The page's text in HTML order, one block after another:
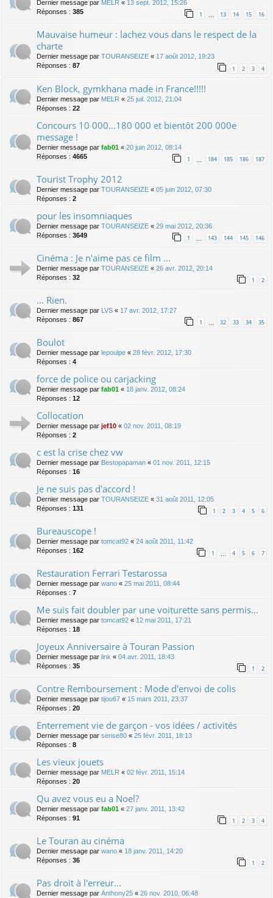
Dernier message par MELR « 13 sept. 2012, 15:26
Réponses : 385 1 … 13 14 15 16
Mauvaise humeur : lachez vous dans le respect de la
charte
Dernier message par TOURANSEIZE « 17 août 2012, 19:23
Réponses : 87 1 2 3 4
Ken Block, gymkhana made in France!!!!!
Dernier message par MELR « 25 juil. 2012, 21:04
Réponses : 22
Concours 10 000...180 000 et bientôt 200 000e
message !
Dernier message par fab01 « 20 juin 2012, 08:14
Réponses : 4665 1 184 185 186 187
Tourist Trophy 2012
Dernier message par TOURANSEIZE « 05 juin 2012, 07:30
Réponses : 2
pour les insomniaques
Dernier message par TOURANSEIZE « 29 mai 2012, 20:36
Réponses : 3649 1 143 144 145 146
Cinéma : Je n'aime pas ce film ...
Dernier message par TOURANSEIZE « 26 avr. 2012, 20:14
Réponses : 32 1 2
... Rien.
Dernier message par LVS « 17 avr. 2012, 17:27
Réponses : 867 1 32 33 34 35
Boulot
Dernier message par lepoulpe « 28 févr. 2012, 17:30
Réponses : 4
force de police ou carjacking
Dernier message par fab01 « 18 janv. 2012, 08:24
Réponses : 12
Collocation
Dernier message par jef10 « 02 nov. 2011, 08:19
Réponses : 2
c est la crise chez vw
Dernier message par Bestopapaman « 01 nov. 2011, 12:15
Réponses : 16
Je ne suis pas d'accord !
Dernier message par TOURANSEIZE « 31 août 2011, 12:05
Réponses : 131 1 2 3 4 5 6
Bureauscope !
Dernier message par tomcat92 « 24 août 2011, 11:42
Réponses : 162 1 … 4 5 6 7
Restauration Ferrari Testarossa
Dernier message par wano « 25 mai 2011, 08:44
Réponses : 7
Me suis fait doubler par une voiturette sans permis...
Dernier message par tomcat92 « 12 mai 2011, 17:21
Réponses : 18
Joyeux Anniversaire à Touran Passion
Dernier message par link « 04 avr. 2011, 18:43
Réponses : 35 1 2
Contre Remboursement : Mode d'envoi de colis
Dernier message par tijou67 « 15 mars 2011, 23:37
Réponses : 20
Enterrement vie de garçon - vos idées / activités
Dernier message par sense80 « 25 févr. 2011, 18:13
Réponses : 8
Les vieux jouets
Dernier message par MELR « 02 févr. 2011, 15:14
Réponses : 20
Qu avez vous eu a Noel?
Dernier message par fab01 « 27 janv. 2011, 13:42
Réponses : 91 1 2 3 4
Le Touran au cinéma
Dernier message par wano « 18 janv. 2011, 14:20
Réponses : 36 1 2
Pas droit à l'erreur...
Dernier message par Anthony25 « 26 nov. 2010, 06:48